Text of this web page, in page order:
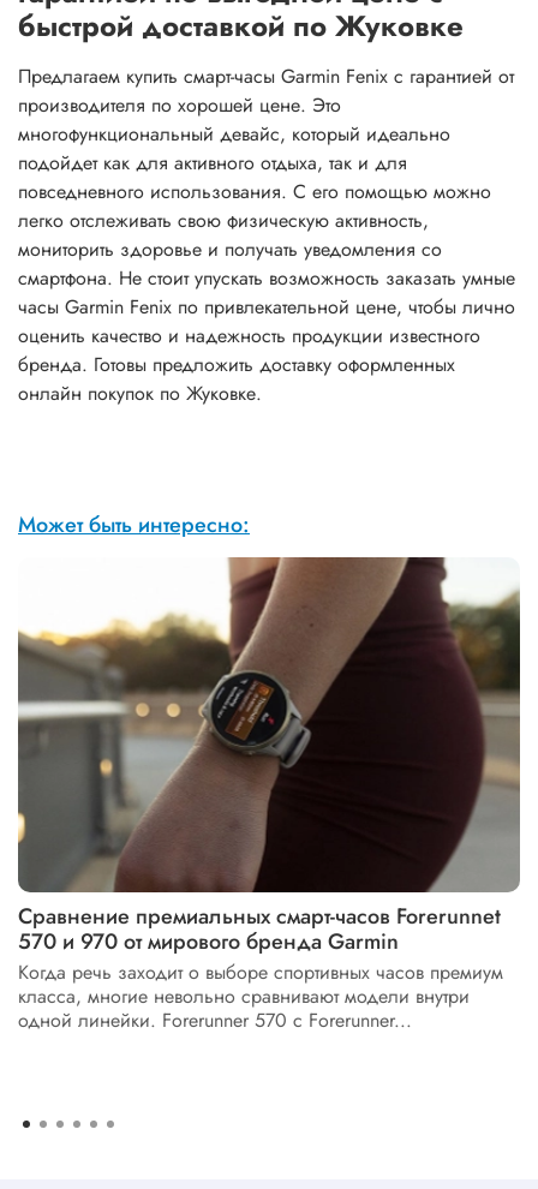
быстрой доставкой по Жуковке
Предлагаем купить смарт-часы Garmin Fenix с гарантией от
производителя по хорошей цене. Это
многофункциональный девайс, который идеально
подойдет как для активного отдыха, так и для
повседневного использования. С его помощью можно
легко отслеживать свою физическую активность,
мониторить здоровье и получать уведомления со
смартфона. Не стоит упускать возможность заказать умные
часы Garmin Fenix по привлекательной цене, чтобы лично
оценить качество и надежность продукции известного
бренда. Готовы предложить доставку оформленных
онлайн покупок по Жуковке.
Может быть интересно:
Сравнение премиальных смарт-часов Forerunnet
570 и 970 от мирового бренда Garmin
Когда речь заходит о выборе спортивных часов премиум
класса, многие невольно сравнивают модели внутри
одной линейки. Forerunner 570 с Forerunner...